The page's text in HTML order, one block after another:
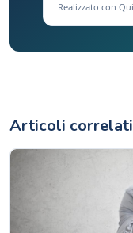
Realizzato con
Articoli correlati